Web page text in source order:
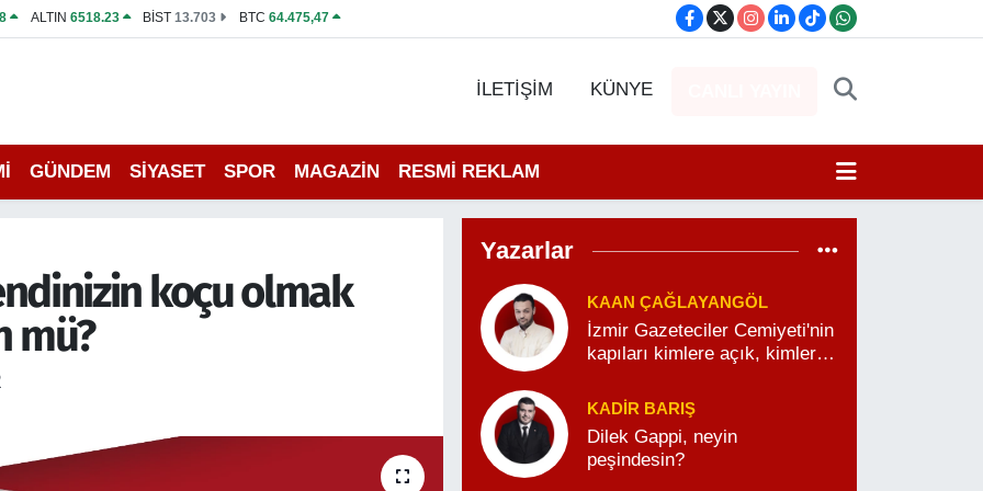
ALTIN 6518.23 BİST13.703 BTC 64.475,47
İLETİŞİM KÜNYE
GÜNDEM SİYASET SPOR MAGAZİN RESMİ REKLAM
koçu olmak
mü?
Yazarlar
KAAN ÇAĞLAYANGÖL
İzmir Gazeteciler Cemiyeti'nin
kapıları kimlere açık, kimlere
KADIR BARIŞ
Dilek Gappi, neyin
peşindesin?